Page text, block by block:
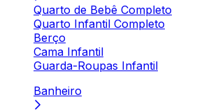
Quarto de Bebê Completo
Quarto Infantil Completo
Berço
Cama Infantil
Guarda-Roupas Infantil
Banheiro